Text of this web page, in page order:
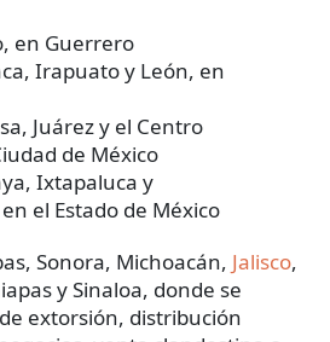
en Guerrero
Irapuato y León, en
Juárez y el Centro
de México
Ixtapaluca y
el Estado de México
Sonora, Michoacán, Jalisco,
y Sinaloa, donde se
extorsión, distribución